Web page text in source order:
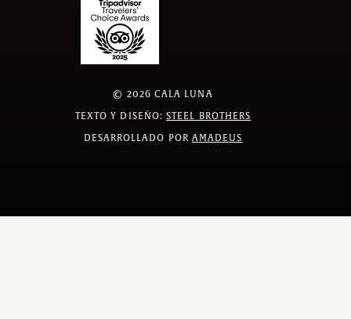
© 2026 CALA LUNA
TEXTO Y DISEÑO:STEEL BROTHERS
DESARROLLADO POR AMADEUS